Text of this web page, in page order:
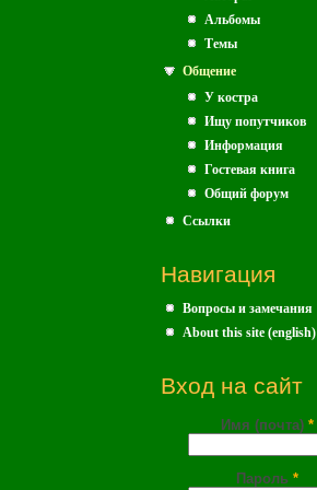
Альбомы
Темы
Общение
У костра
Ищу попутчиков
Информация
Гостевая книга
Общий форум
Ссылки
Навигация
Вопросы и замечания
About this site (english)
Вход на сайт
Имя (почта) *
Пароль *